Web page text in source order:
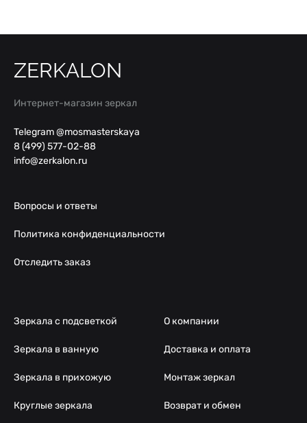
ZERKALON
Интернет-магазин зеркал
Telegram @mosmasterskaya
8 (499) 577-02-88
info@zerkalon.ru
Вопросы и ответы
Политика конфиденциальности
Отследить заказ
Зеркала с подсветкой
Зеркала в ванную
Зеркала в прихожую
Круглые зеркала
О компании
Доставка и оплата
Монтаж зеркал
Возврат и обмен